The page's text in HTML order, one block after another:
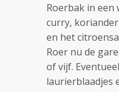
Roerbak in een
curry,
en het
Roer nu de
of vijf.
laurierblaadjes